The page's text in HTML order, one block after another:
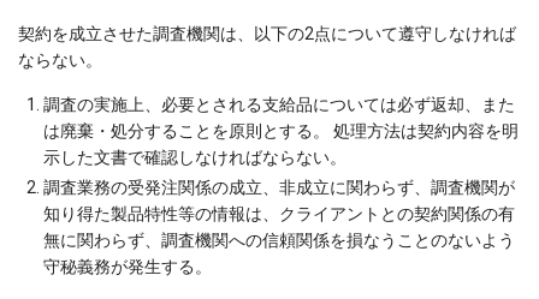
契約を成立させた調査機関は、以下の2点について遵守しなければ
ならない。
調査の実施上、必要とされる支給品については必ず返却、また
は廃棄・処分することを原則とする。 処理方法は契約内容を明
示した文書で確認しなければならない。
調査業務の受発注関係の成立、非成立に関わらず、調査機関が
知り得た製品特性等の情報は、クライアントとの契約関係の有
無に関わらず、調査機関への信頼関係を損なうことのないよう
守秘義務が発生する。